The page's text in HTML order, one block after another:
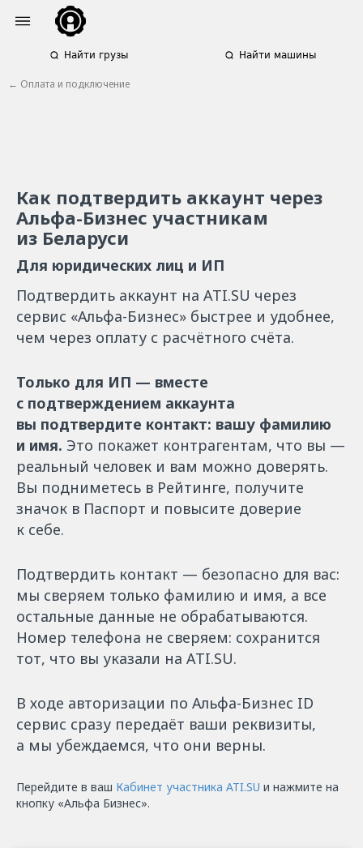
Найти грузы Найти машины
← Оплата и подключение
Как подтвердить аккаунт через
Альфа-Бизнес участникам
из Беларуси
Для юридических лиц и ИП
Подтвердить аккаунт на ATI.SU через
сервис «Альфа-Бизнес» быстрее и удобнее,
чем через оплату с расчётного счёта.
Только для ИП — вместе
с подтверждением аккаунта
вы подтвердите контакт: вашу фамилию
и имя. Это покажет контрагентам, что вы —
реальный человек и вам можно доверять.
Вы подниметесь в Рейтинге, получите
значок в Паспорт и повысите доверие
к себе.
Подтвердить контакт — безопасно для вас:
мы сверяем только фамилию и имя, а все
остальные данные не обрабатываются.
Номер телефона не сверяем: сохранится
тот, что вы указали на ATI.SU.
В ходе авторизации по Альфа-Бизнес ID
сервис сразу передаёт ваши реквизиты,
а мы убеждаемся, что они верны.
Перейдите в ваш Кабинет участника ATI.SU и нажмите на
кнопку «Альфа Бизнес».